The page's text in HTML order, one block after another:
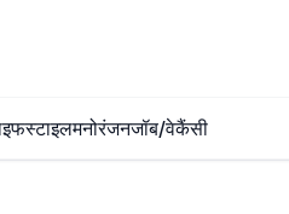
मनोरंजनजॉब/वेकैंसी